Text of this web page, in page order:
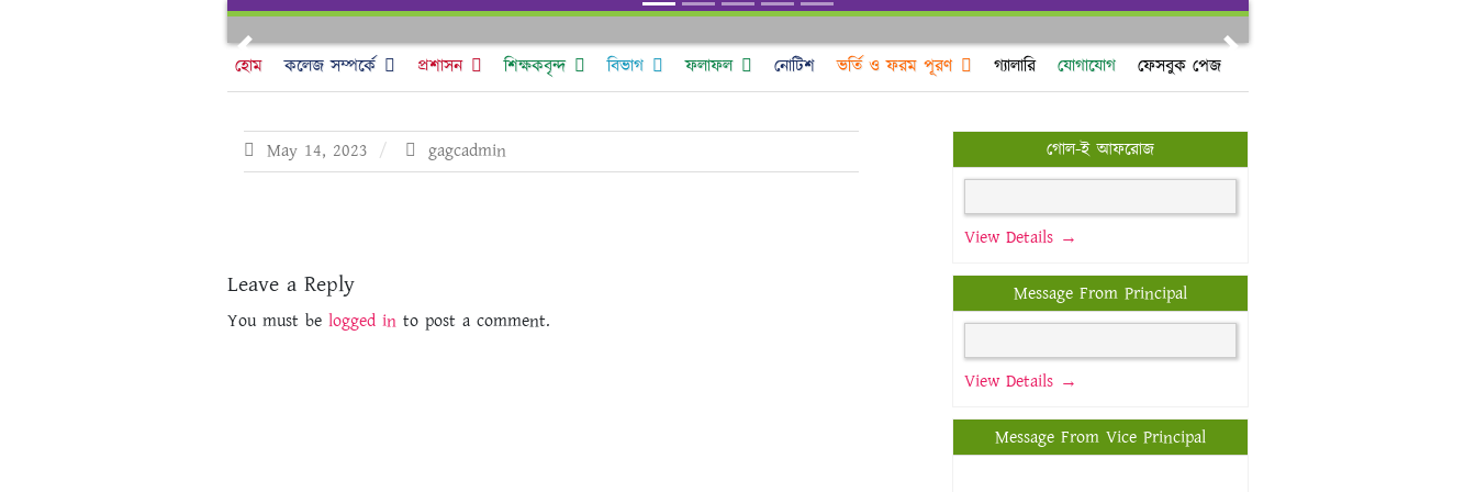
Previous
হোম কলেজ সম্পর্কে প্রশাসন শিক্ষকবৃন্দ বিভাগ ফলাফল নোটিশ ভর্তি ও ফরম পূরণ গ্যালারি যোগাযোগ ফেসবুক পেজ
May 14, 2023 gagcadmin
Leave a Reply
You must belogged in to post a comment.
গোল-ই আফরোজ
View Details →
Message From Principal
View Details →
Message From Vice Principal